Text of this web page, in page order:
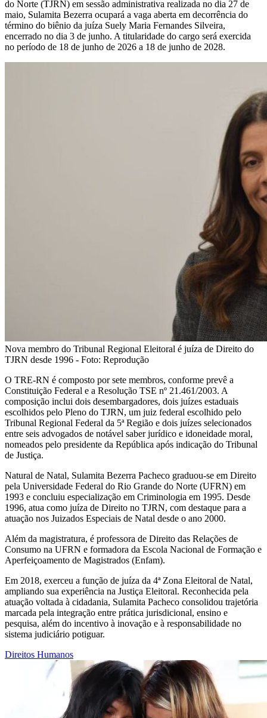
do Norte (TJRN) em sessão administrativa realizada no dia 27 de
maio, Sulamita Bezerra ocupará a vaga aberta em decorrência do
término do biênio da juíza Suely Maria Fernandes Silveira,
encerrado no dia 3 de junho. A titularidade do cargo será exercida
no período de 18 de junho de 2026 a 18 de junho de 2028.
Nova membro do Tribunal Regional Eleitoral é juíza de Direito do
TJRN desde 1996 - Foto: Reprodução
O TRE-RN é composto por sete membros, conforme prevê a
Constituição Federal e a Resolução TSE nº 21.461/2003. A
composição inclui dois desembargadores, dois juízes estaduais
escolhidos pelo Pleno do TJRN, um juiz federal escolhido pelo
Tribunal Regional Federal da 5ª Região e dois juízes selecionados
entre seis advogados de notável saber jurídico e idoneidade moral,
nomeados pelo presidente da República após indicação do Tribunal
de Justiça.
Natural de Natal, Sulamita Bezerra Pacheco graduou-se em Direito
pela Universidade Federal do Rio Grande do Norte (UFRN) em
1993 e concluiu especialização em Criminologia em 1995. Desde
1996, atua como juíza de Direito no TJRN, com destaque para a
atuação nos Juizados Especiais de Natal desde o ano 2000.
Além da magistratura, é professora de Direito das Relações de
Consumo na UFRN e formadora da Escola Nacional de Formação e
Aperfeiçoamento de Magistrados (Enfam).
Em 2018, exerceu a função de juíza da 4ª Zona Eleitoral de Natal,
ampliando sua experiência na Justiça Eleitoral. Reconhecida pela
atuação voltada à cidadania, Sulamita Pacheco consolidou trajetória
marcada pela integração entre prática jurisdicional, ensino e
pesquisa, além do incentivo à inovação e à responsabilidade no
sistema judiciário potiguar.
Direitos Humanos